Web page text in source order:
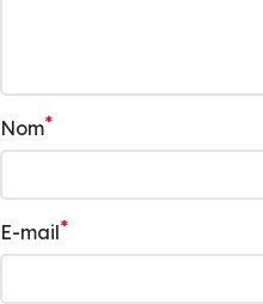
Nom*
E-mail*